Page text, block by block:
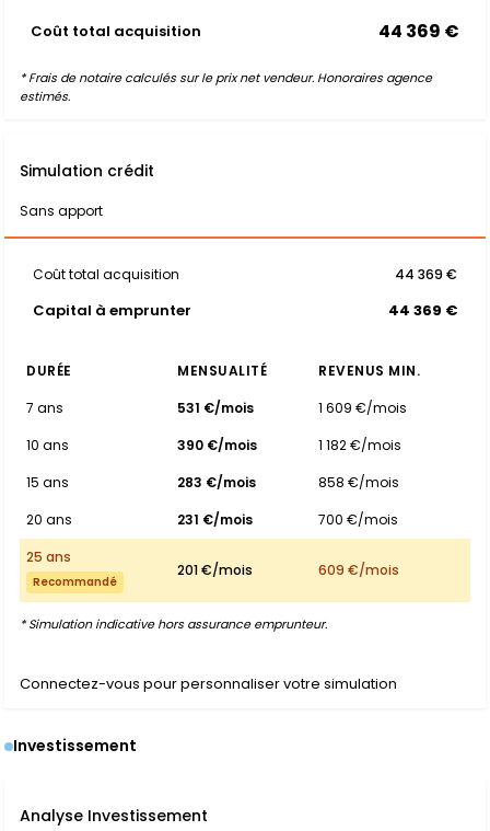
Coût total acquisition 44 369 €
* Frais de notaire calculés sur le prix net vendeur. Honoraires agence
estimés.
Simulation crédit
Sans apport
Coût total acquisition 44 369 €
Capital à emprunter 44 369 €
DURÉE MENSUALITÉ
REVENUS MIN.
7 ans
531 €/mois
1 609 €/mois
10 ans
390 €/mois
1 182 €/mois
15 ans
283 €/mois
858 €/mois
20 ans
231 €/mois
700 €/mois
25 ans
Recommandé
201 €/mois 609 €/mois
* Simulation indicative hors assurance emprunteur.
Connectez-vous pour personnaliser votre simulation
Investissement
Analyse Investissement